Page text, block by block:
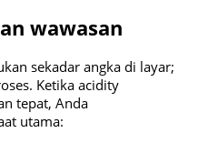
wawasan
sekadar angka di layar;
Ketika acidity
tepat, Anda
utama: